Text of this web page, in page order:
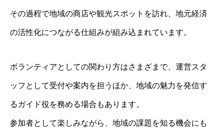
その過程で地域の商店や観光スポットを訪れ、地元経済
の活性化につながる仕組みが組み込まれています。
ボランティアとしての関わり方はさまざまで、運営スタ
ッフとして受付や案内を担うほか、地域の魅力を発信す
るガイド役を務める場合もあります。
参加者として楽しみながら、地域の課題を知る機会にも